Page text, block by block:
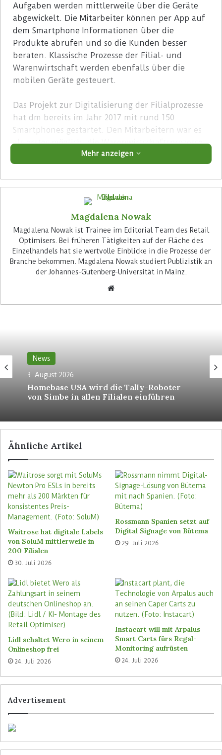
Aufgaben werden mittlerweile über die Geräte
abgewickelt. Die Mitarbeiter können per App auf
dem Smartphone Informationen über die
Produkte abrufen und so die Kunden besser
beraten. Klassische Prozesse der Filial- und
Warenwirtschaft werden ebenfalls über die
mobilen Geräte gesteuert.
Das Projekt zur Digitalisierung der Filialprozesse
hat dm bereits im Jahr 2017 mit rund 150
Smartphones gestartet. Den Mitarbeitern war es
als erstes möglich, die Warenwirtschaftsprozesse
in einer App abzuwickeln. Die Kamera des
Samsung Geräts diente bereits damals als Scanner
zum Erfassen des Barcodes. Die klassischen MDE-
Geräte waren für die Ansprüche des
Unternehmens nicht ausreichend. Heute decken
Apps auf den Geräten eine Vielzahl weiterer
Filialtätigkeiten ab – von der marktbezogenen
Geldwirtschaft mit der Verwaltung der
Kassenschubladen über die
Mitarbeitereinsatzplanung bis hin zur dm-
Lernwelt mit Weiterbildungskursen. Derzeit hat
der Drogeriemarktbetreiber 52.000 mobile Geräte
im Einsatz.
sowie für die Durchführung sämtlicher Updates
verantwortlich. „Die Apps auf unseren
Smartphones lassen sich grob in drei Kategorien
einordnen: Abbildung klassischer Prozesse der
Filial- und Warenwirtschaft, Apps, die den
beruflichen Alltag der Kolleginnen und Kollegen
unterstützen sowie Anwendungen für spezifische
individuelle Bedürfnisse“, sagt Cornelia Ratzl,
Geschäftsbereich Enterprise Ressource Planning
bei dmTech. Zu den Anwendungen, welche auf
eingehen, gehört zum Beispiel eine App, welche
Blutzuckerwerte ermittelt.
Samsung als klare Wahl
Die Samsung Geräte der A-Serie waren von
Anfang an bei dem Projekt im Einsatz. Die
Drogeriemarktbetreiber aufgrund ihrer
Performance und Ausstattung, eine klare Wahl.
waren mit der Nutzung vertraut. Mittlerweile
Mehr anzeigen
Magdalena Nowak
Magdalena Nowak ist Trainee im Editorial Team des Retail
Optimisers. Bei früheren Tätigkeiten auf der Fläche des
Einzelhandels hat sie wertvolle Einblicke in die Prozesse der
Branche bekommen. Magdalena Nowak studiert Publizistik an
der Johannes-Gutenberg-Universität in Mainz.
News
3. August 2026
Homebase USA wird die Tally-Roboter
von Simbe in allen Filialen einführen
Ähnliche Artikel
Waitrose hat digitale Labels
von SoluM mittlerweile in
200 Filialen
30. Juli 2026
Rossmann Spanien setzt auf
Digital Signage von Bütema
29. Juli 2026
Lidl schaltet Wero in seinem
Onlineshop frei
24. Juli 2026
Instacart will mit Arpalus
Smart Carts fürs Regal-
Monitoring aufrüsten
24. Juli 2026
Advertisement